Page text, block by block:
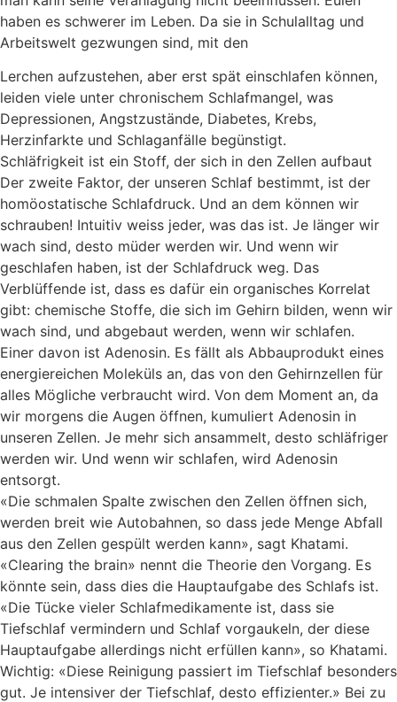
haben es schwerer im Leben. Da sie in Schulalltag und
Arbeitswelt gezwungen sind, mit den
Lerchen aufzustehen, aber erst spät einschlafen können,
leiden viele unter chronischem Schlafmangel, was
Depressionen, Angstzustände, Diabetes, Krebs,
Herzinfarkte und Schlaganfälle begünstigt.
Schläfrigkeit ist ein Stoff, der sich in den Zellen aufbaut
Der zweite Faktor, der unseren Schlaf bestimmt, ist der
homöostatische Schlafdruck. Und an dem können wir
schrauben! Intuitiv weiss jeder, was das ist. Je länger wir
wach sind, desto müder werden wir. Und wenn wir
geschlafen haben, ist der Schlafdruck weg. Das
Verblüffende ist, dass es dafür ein organisches Korrelat
gibt: chemische Stoffe, die sich im Gehirn bilden, wenn wir
wach sind, und abgebaut werden, wenn wir schlafen.
Einer davon ist Adenosin. Es fällt als Abbauprodukt eines
energiereichen Moleküls an, das von den Gehirnzellen für
alles Mögliche verbraucht wird. Von dem Moment an, da
wir morgens die Augen öffnen, kumuliert Adenosin in
unseren Zellen. Je mehr sich ansammelt, desto schläfriger
werden wir. Und wenn wir schlafen, wird Adenosin
entsorgt.
«Die schmalen Spalte zwischen den Zellen öffnen sich,
werden breit wie Autobahnen, so dass jede Menge Abfall
aus den Zellen gespült werden kann», sagt Khatami.
«Clearing the brain» nennt die Theorie den Vorgang. Es
könnte sein, dass dies die Hauptaufgabe des Schlafs ist.
«Die Tücke vieler Schlafmedikamente ist, dass sie
Tiefschlaf vermindern und Schlaf vorgaukeln, der diese
Hauptaufgabe allerdings nicht erfüllen kann», so Khatami.
Wichtig: «Diese Reinigung passiert im Tiefschlaf besonders
gut. Je intensiver der Tiefschlaf, desto effizienter.» Bei zu